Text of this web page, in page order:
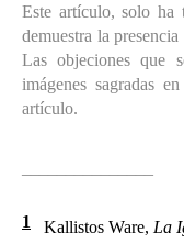
Este artículo, solo ha
demuestra la
Las objeciones que
imágenes sagradas
artículo.
1 Kallistos Ware, La